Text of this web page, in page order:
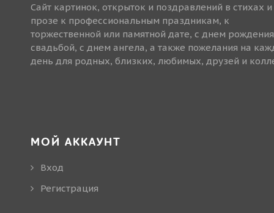
Сайт картинок, открыток и поздравлений в стихах и
прозе к профессиональным праздникам, к
торжественной или памятной дате, с днем
свадьбой, с днем ангела, а также пожелания на
день для родных, близких, любимых, друзей и
МОЙ АККАУНТ
Вход
Регистрация